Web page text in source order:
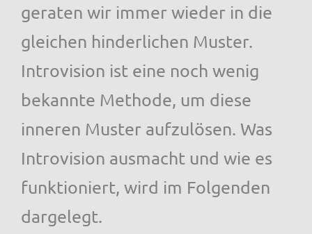
geraten wir immer wieder in die
gleichen hinderlichen Muster.
Introvision ist eine noch wenig
bekannte Methode, um diese
inneren Muster aufzulösen. Was
Introvision ausmacht und wie es
funktioniert, wird im Folgenden
dargelegt.